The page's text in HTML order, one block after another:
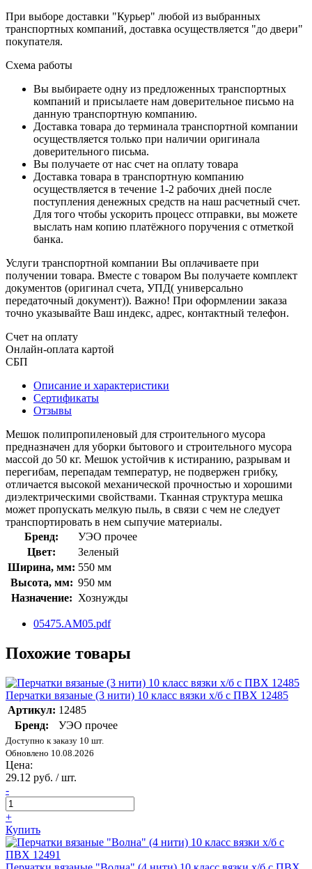
При выборе доставки "Курьер" любой из выбранных
транспортных компаний, доставка осуществляется "до двери"
покупателя.
Схема работы
Вы выбираете одну из предложенных транспортных
компаний и присылаете нам доверительное письмо на
данную транспортную компанию.
Доставка товара до терминала транспортной компании
осуществляется только при наличии оригинала
доверительного письма.
Вы получаете от нас счет на оплату товара
Доставка товара в транспортную компанию
осуществляется в течение 1-2 рабочих дней после
поступления денежных средств на наш расчетный счет.
Для того чтобы ускорить процесс отправки, вы можете
выслать нам копию платёжного поручения с отметкой
банка.
Услуги транспортной компании Вы оплачиваете при
получении товара. Вместе с товаром Вы получаете комплект
документов (оригинал счета, УПД( универсально
передаточный документ)). Важно! При оформлении заказа
точно указывайте Ваш индекс, адрес, контактный телефон.
Счет на оплату
Онлайн-оплата картой
СБП
Описание и характеристики
Сертификаты
Отзывы
Мешок полипропиленовый для строительного мусора
предназначен для уборки бытового и строительного мусора
массой до 50 кг. Мешок устойчив к истиранию, разрывам и
перегибам, перепадам температур, не подвержен грибку,
отличается высокой механической прочностью и хорошими
диэлектрическими свойствами. Тканная структура мешка
может пропускать мелкую пыль, в связи с чем не следует
транспортировать в нем сыпучие материалы.
Бренд:
УЭО прочее
Цвет:
Зеленый
Ширина, мм: 550 мм
Высота, мм: 950 мм
Назначение: Хознужды
05475.AM05.pdf
Похожие товары
Перчатки вязаные (3 нити) 10 класс вязки х/б с ПВХ 12485
Артикул: 12485
Бренд:
УЭО прочее
Доступно к заказу 10 шт.
Обновлено 10.08.2026
Цена:
29.12 руб. / шт.
-
+
Купить